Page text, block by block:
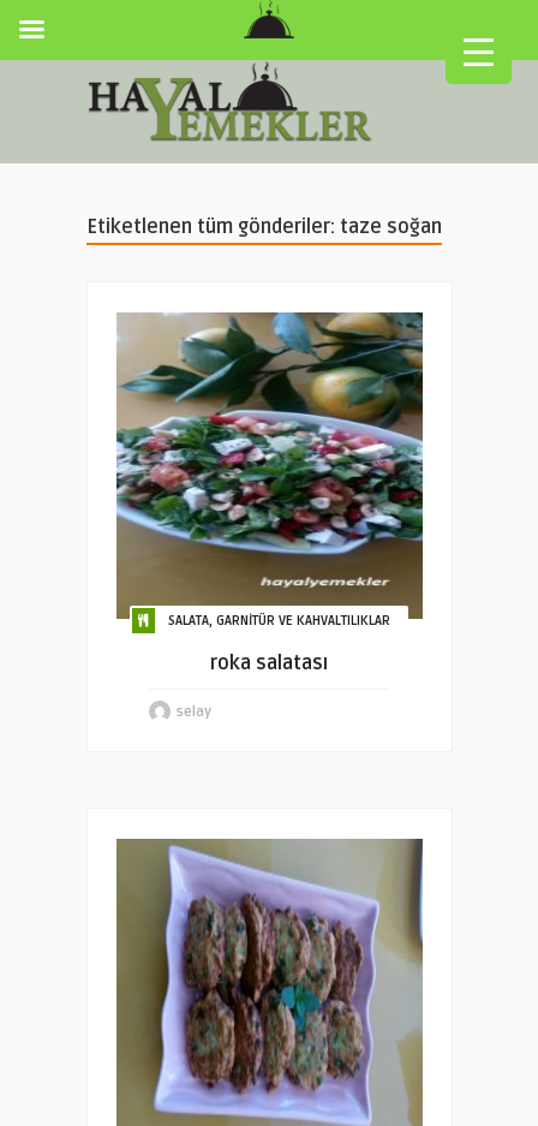
Etiketlenen tüm gönderiler: taze soğan
SALATA, GARNİTÜR VE KAHVALTILIKLAR
roka salatası
selay